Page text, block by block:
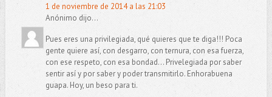
1 de noviembre de 2014 a las 21:03
Anónimo dijo...
Pues eres una privilegiada, qué quieres que te diga!!! Poca
gente quiere así, con desgarro, con ternura, con esa fuerza,
con ese respeto, con esa bondad... Privelegiada por saber
sentir así y por saber y poder transmitirlo. Enhorabuena
guapa. Hoy, un beso para ti.